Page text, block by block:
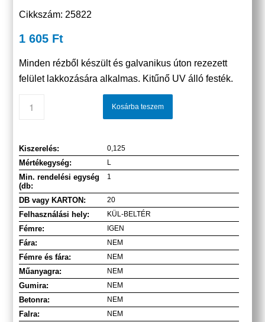
Cikkszám: 25822
1 605 Ft
Minden rézből készült és galvanikus úton rezezett
felület lakkozására alkalmas. Kitűnő UV álló festék.
Kosárba teszem
Kiszerelés: 0,125
Mértékegység: L
Min. rendelési egység
(db:
1
DB vagy KARTON: 20
Felhasználási hely: KÜL-BELTÉR
Fémre: IGEN
Fára: NEM
Fémre és fára: NEM
Műanyagra: NEM
Gumira: NEM
Betonra: NEM
Falra: NEM